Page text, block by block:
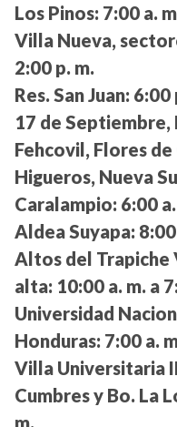
Los Pinos: 7:00 a.
Villa Nueva,
2:00 p. m.
Res. San Juan: 6:00
17 de Septiembre,
Fehcovil, Flores
Higueros, Nueva
Caralampio: 6:00
Aldea Suyapa:
Altos del Trapiche
alta: 10:00 a. m. a
Universidad
Honduras: 7:00 a.
Villa Universitaria
Cumbres y Bo. La
m.